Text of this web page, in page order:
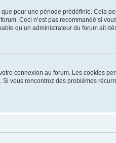
pour une période prédéfinie. Cela
Ceci n’est pas recommandé si
qu’un administrateur du forum ait
connexion au forum. Les cookies
vous rencontrez des problèmes